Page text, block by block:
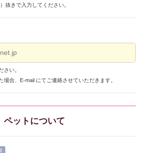
きで入力してください。
さい。
合、E-mail にてご連絡させていただきます。
ペットについて